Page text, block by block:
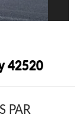
42520
PAR